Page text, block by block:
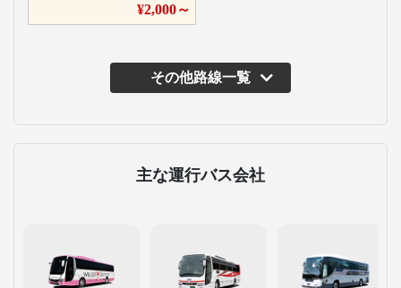
¥2,000～
その他路線一覧
主な運行バス会社